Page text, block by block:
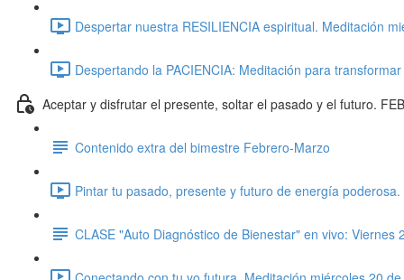
Despertar nuestra RESILIENCIA espiritual. Meditación
Despertando la PACIENCIA: Meditación para
Aceptar y disfrutar el presente, soltar el pasado y el futuro.
Contenido extra del bimestre Febrero-Marzo
Pintar tu pasado, presente y futuro de energía
CLASE "Auto Diagnóstico de Bienestar" en vivo: